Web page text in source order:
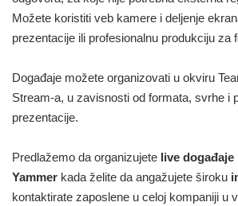
Možete koristiti veb kamere i deljenje
prezentacije ili profesionalnu produkciju za
Događaje možete organizovati u okviru
Stream-a, u zavisnosti od formata, svrhe i
prezentacije.
Predlažemo da organizujete live
Yammer kada želite da angažujete široku
kontaktirate zaposlene u celoj kompaniji u